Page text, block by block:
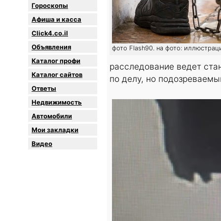
Гороскопы
Афиша и касса
Click4.co.il
Объявления
Каталог профи
Каталог сайтов
Oтветы
Недвижимость
Автомобили
Мои закладки
Видео
фото Flash90. на фото:
расследование ведет
по делу, но